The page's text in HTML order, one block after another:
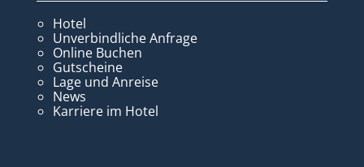
Hotel
Unverbindliche Anfrage
Online Buchen
Gutscheine
Lage und Anreise
News
Karriere im Hotel